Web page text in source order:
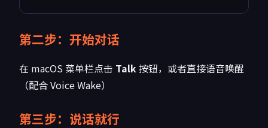
第二步：开始对话
在 macOS 菜单栏点击 Talk 按钮，或者直接语音唤醒
（配合 Voice Wake）
第三步：说话就行